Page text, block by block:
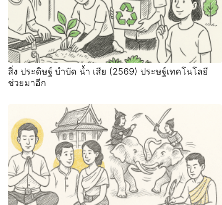
สิ่ง ประดิษฐ์ บำบัด น้ำ เสีย (2569) ประษฐ์เทคโนโลยี
ช่วยมาอีก